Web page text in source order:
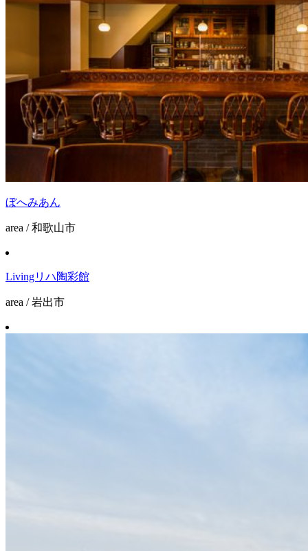
ぼへみあん
area / 和歌山市
Livingリハ陶彩館
area / 岩出市